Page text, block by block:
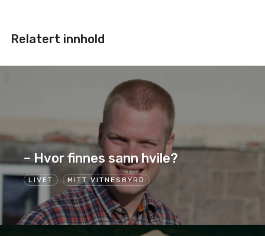
Relatert innhold
LIVET MITT VITNESBYRD
– Hvor finnes sann hvile?